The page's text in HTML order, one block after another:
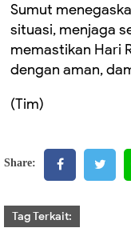
Sumut
situasi, menjaga
memastikan Hari
dengan aman,
(Tim)
Share:
Tag Terkait: